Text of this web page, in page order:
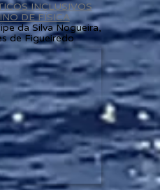
INCLUSIVOS
DE FÍSICA
da Silva Nogueira,
de Figueiredo